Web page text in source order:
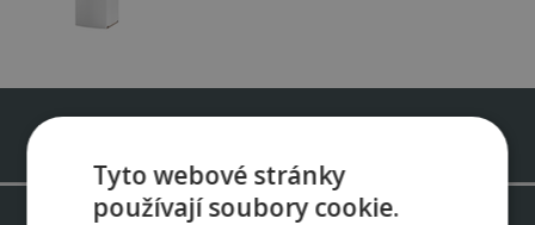
Infolinka zdarma 800 488 488
Tyto webové stránky
používají soubory cookie.